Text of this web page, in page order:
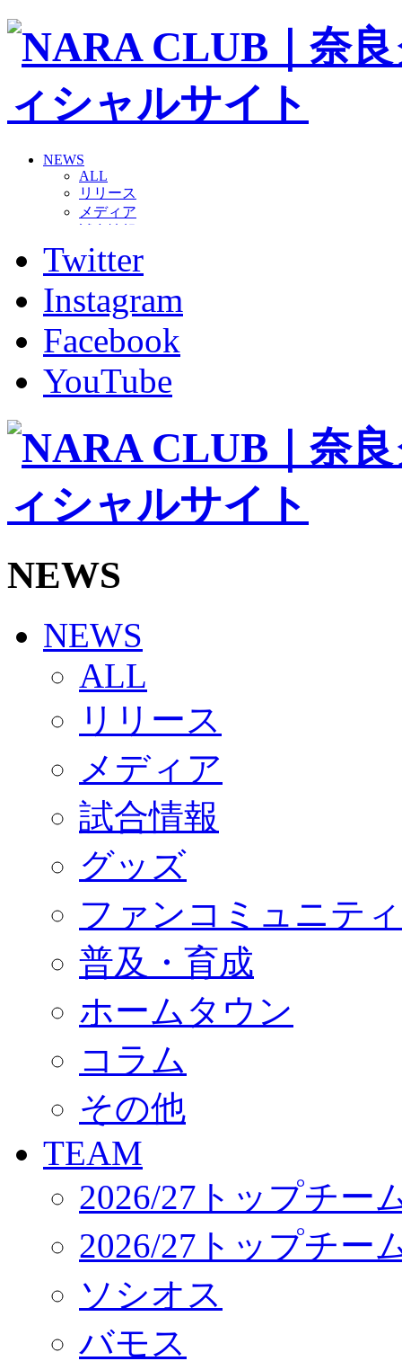
NEWS
ALL
リリース
メディア
グッズ
ファンコミュニティ
ホームタウン
コラム
その他
TEAM
2026/27トップチーム
2026/27トップチームスタッフ
バモス
チアダンススクール
ボランティアチーム「volundeer」
ビクトリーロード
HOMEGAME
観戦ルール＆マナー
Jリーグ運営管理規定
写真・動画使用ガイドライン
SCHEDULE
2026/27
練習見学時のファンサービスについて
TICKET
奈良クラブ明治安田J3リーグ2026/27シーズン試
奈良クラブ明治安田Ｊ3リーグ 2026/27シーズン「
観戦ルール＆マナー
2026/27ファンコミュニティ
サポートショップ
GOODS
オフィシャルストア（実店舗）
オンラインストア
ACADEMY
アカデミーについて
コーチ&スタッフ
ジュニア
ジュニアユース
ユース
練習拠点（ナラディーア）
SCHOOL
CLUB
パートナー募集
クラブ理念
サステナビリティ
Web制作支援
応援プロジェクト
Twitter
Instagram
Facebook
YouTube
NEWS
NEWS
ALL
リリース
メディア
試合情報
グッズ
ファンコミュニティ
普及・育成
ホームタウン
コラム
その他
TEAM
2026/27トップチー
2026/27トップチー
ソシオス
バモス